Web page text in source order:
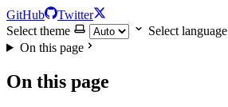
GitHub
Twitter
Select theme
Select language
On this page
On this page